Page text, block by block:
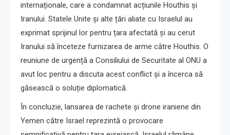
internaționale, care a condamnat acțiunile Houthis și
Iranului. Statele Unite și alte țări aliate cu Israelul au
exprimat sprijinul lor pentru țara afectată și au cerut
Iranului să înceteze furnizarea de arme către Houthis. O
reuniune de urgență a Consiliului de Securitate al ONU a
avut loc pentru a discuta acest conflict și a încerca să
găsească o soluție diplomatică.
În concluzie, lansarea de rachete și drone iraniene din
Yemen către Israel reprezintă o provocare